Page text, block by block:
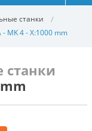
станки
- MK 4 - X:1000 mm
станки